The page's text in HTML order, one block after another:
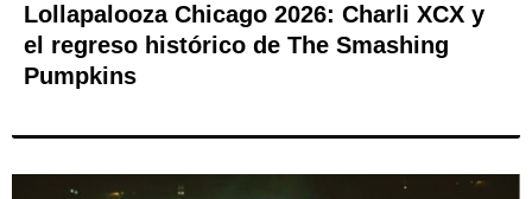
Lollapalooza Chicago 2026: Charli XCX y
el regreso histórico de The Smashing
Pumpkins